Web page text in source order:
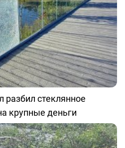
разбил стеклянное
крупные деньги